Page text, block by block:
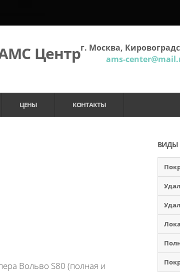
Центрг. Москва,
ams-
ЦЕНЫ КОНТАКТЫ
Вольво S80 (полная и
ВИДЫ